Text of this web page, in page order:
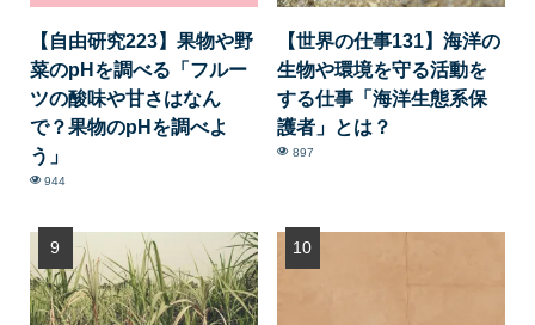
【自由研究223】果物や野
菜のpHを調べる「フルー
ツの酸味や甘さはなん
で？果物のpHを調べよ
う」
944
【世界の仕事131】海洋の
生物や環境を守る活動を
する仕事「海洋生態系保
護者」とは？
897